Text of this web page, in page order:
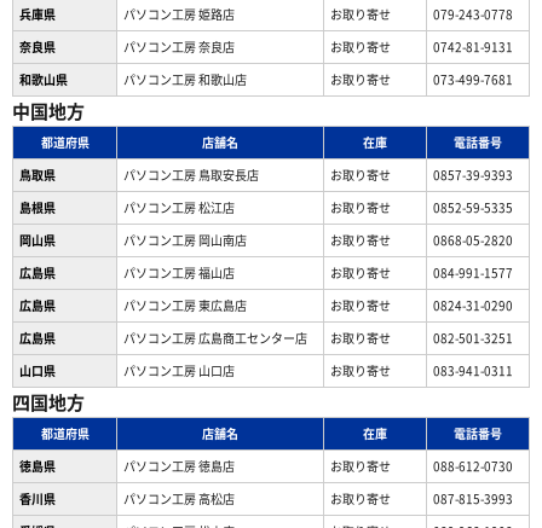
兵庫県
パソコン工房 姫路店 お取り寄せ
079-243-0778
奈良県
パソコン工房 奈良店 お取り寄せ
0742-81-9131
和歌山県
パソコン工房 和歌山店 お取り寄せ 073-499-7681
中国地方
都道府県 店舗名 在庫
電話番号
鳥取県
パソコン工房 鳥取安長店 お取り寄せ
0857-39-9393
島根県
パソコン工房 松江店 お取り寄せ
0852-59-5335
岡山県
パソコン工房 岡山南店 お取り寄せ
0868-05-2820
広島県
パソコン工房 福山店 お取り寄せ
084-991-1577
広島県
パソコン工房 東広島店 お取り寄せ
0824-31-0290
広島県
パソコン工房 広島商工センター店 お取り寄せ
082-501-3251
山口県
パソコン工房 山口店 お取り寄せ 083-941-0311
四国地方
都道府県 店舗名 在庫
電話番号
徳島県
パソコン工房 徳島店 お取り寄せ
088-612-0730
香川県
パソコン工房 高松店 お取り寄せ
087-815-3993